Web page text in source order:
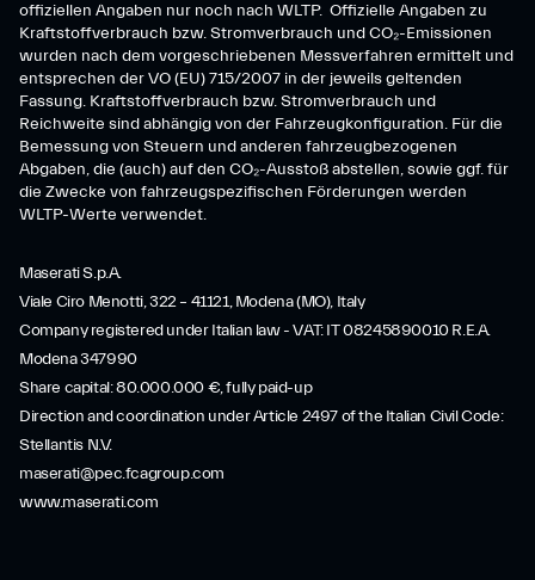
offiziellen Angaben nur noch nach WLTP. Offizielle Angaben zu
Kraftstoffverbrauch bzw. Stromverbrauch und CO₂-Emissionen
wurden nach dem vorgeschriebenen Messverfahren ermittelt und
entsprechen der VO (EU) 715/2007 in der jeweils geltenden
Fassung. Kraftstoffverbrauch bzw. Stromverbrauch und
Reichweite sind abhängig von der Fahrzeugkonfiguration. Für die
Bemessung von Steuern und anderen fahrzeugbezogenen
Abgaben, die (auch) auf den CO₂-Ausstoß abstellen, sowie ggf. für
die Zwecke von fahrzeugspezifischen Förderungen werden
WLTP-Werte verwendet.
Maserati S.p.A.
Viale Ciro Menotti, 322 – 41121, Modena (MO), Italy
Company registered under Italian law - VAT: IT 08245890010 R.E.A.
Modena 347990
Share capital: 80.000.000 €, fully paid-up
Direction and coordination under Article 2497 of the Italian Civil Code:
Stellantis N.V.
maserati@pec.fcagroup.com
www.maserati.com